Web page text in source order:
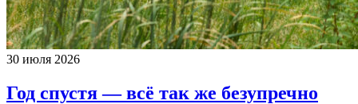
30 июля 2026
Год спустя — всё так же безупречно